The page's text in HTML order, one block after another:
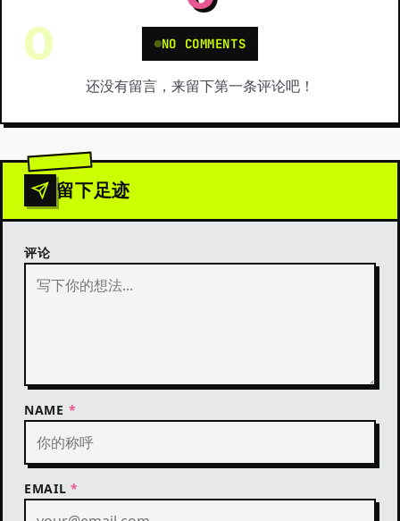
0
NO COMMENTS
还没有留言，来留下第一条评论吧！
留下足迹
评论
NAME *
EMAIL*